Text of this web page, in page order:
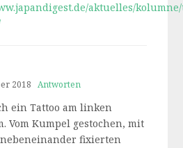
aktuelles/
2018 Antworten
ein Tattoo am linken
Vom Kumpel gestochen, mit
fixierten